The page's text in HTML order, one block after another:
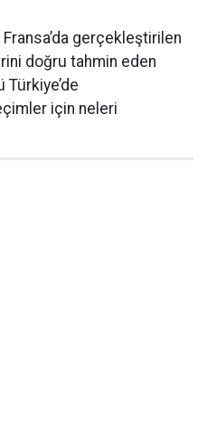
gerçekleştirilen
doğru tahmin eden
için neleri